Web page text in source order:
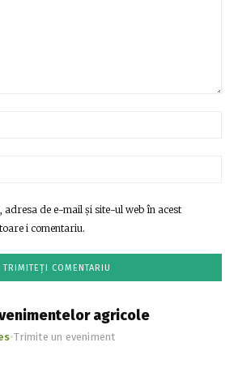
adresa de e-mail și site-ul web în acest
i comentariu.
agricole
•Trimite un eveniment